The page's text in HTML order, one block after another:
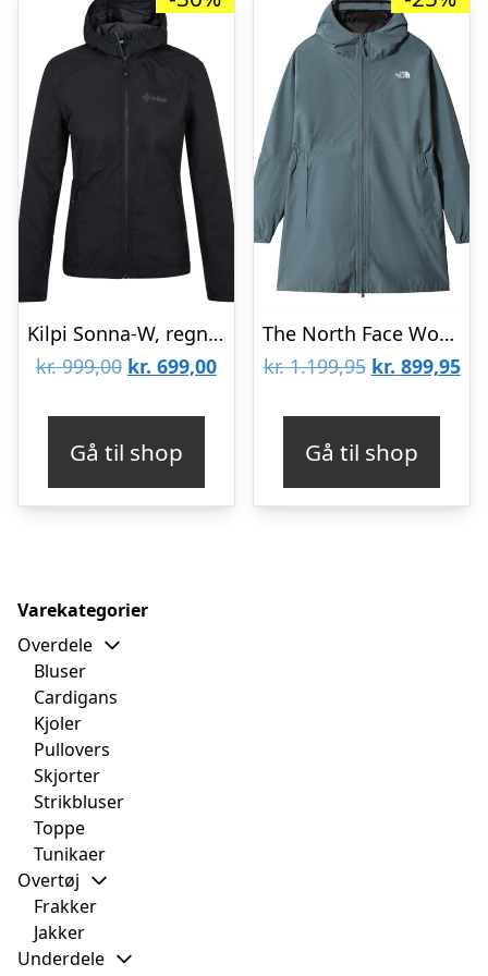
Kilpi Sonna-W, regnjakke, dame, plus size, sort
kr.999,00 Den
var:
kr. 999,00.
kr. 699,00Den
kr. 699,00.
Gå til shop
The North Face Womens Plus Hikesteller Parka Shell Jacket, Blue
kr.1.199,95 Den
var:
kr. 1.199,95.
kr. 899,95
kr.
Gå til shop
Varekategorier
Overdele
Bluser
Cardigans
Kjoler
Pullovers
Skjorter
Strikbluser
Toppe
Tunikaer
Overtøj
Frakker
Jakker
Underdele